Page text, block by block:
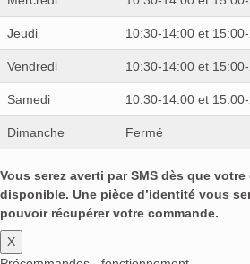
Jeudi 10:30-14:00 et
Vendredi 10:30-14:00 et
Samedi 10:30-14:00 et
Dimanche Fermé
Vous serez averti par SMS dès que
disponible. Une pièce d’identité vous
pouvoir récupérer votre commande.
X